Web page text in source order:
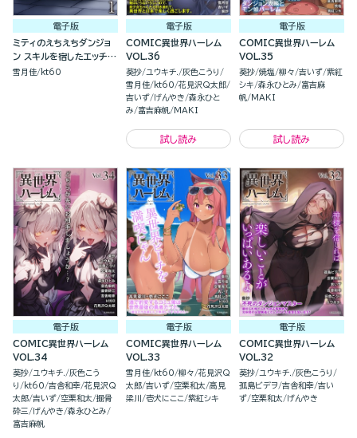
電子版
ミティのえちえちダンジョ
ン スキルを宿したエッチな
衣装で異世界迷宮を攻略せ
雪月佳 kt60
電子版
COMIC異世界ハーレム
VOL.36
葵抄 ユウキチ. 灰色こうり
雪月佳
kt60 花見沢Q太郎
吉いず げんやき 森永ひと
み
富吉麻帆 MAKI
試し読み
電子版
COMIC異世界ハーレム
VOL.35
葵抄 焼塩 柳々 吉いず 紫紅
シキ 森永ひとみ
富吉麻
帆
MAKI
試し読み
電子版
COMIC異世界ハーレム
VOL.34
葵抄 ユウキチ. 灰色こう
り
kt60 吉舎和幸 花見沢Q
太郎 吉いず 空栗和太 掘骨
砕三
げんやき 森永ひとみ
富吉麻帆
電子版
COMIC異世界ハーレム
VOL.33
雪月佳 kt60 柳々 花見沢Q
太郎 吉いず 空栗和太 高見
梁川
壱犬にここ 紫紅シキ
電子版
COMIC異世界ハーレム
VOL.32
葵抄 ユウキチ. 灰色こうり
孤島ビデヲ 吉舎和幸 吉い
ず 空栗和太 げんやき